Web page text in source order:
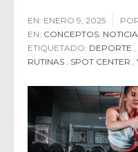
EN: ENERO 9, 2025
EN: CONCEPTOS,
ETIQUETADO: DEPORTE ,
RUTINAS , SPOT CENTER ,